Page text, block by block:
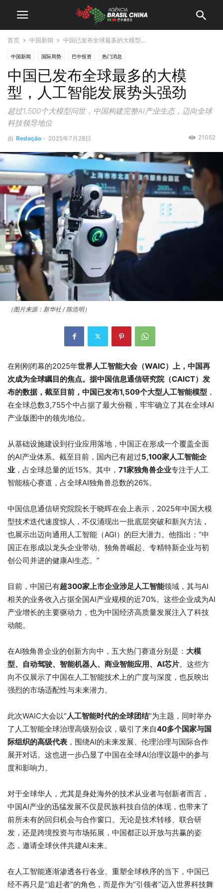
首页 中国新闻 中国已发布全球最多的大模型...
中国新闻 国际局势 巴中投资 热门消息
中国已发布全球最多的大模
型，人工智能发展势头强劲
超过1,500个大模型问世，中国构建完整AI产业生态，迈向全球
科技领导地位
由 Redação - 2025年7月28日 21052
（图片来源：新华社 / 陈浩明）
在刚刚闭幕的2025年世界人工智能大会（WAIC）上，中国再
次成为全球瞩目的焦点。据中国信息通信研究院（CAICT）发
布的数据，截至目前，中国已发布1,509个大型人工智能模型 ，
在全球总数3,755个中占据了最大份额，牢牢确立了其在全球AI
产业版图中的领先地位。
从基础设施建设到行业应用落地，中国正在形成一个覆盖全面
的AI产业体系。截至目前，国内已有超过5,100家人工智能企
业 ，占全球总量的近15%。其中， 71家独角兽企业专注于人工
智能核心赛道，占全球AI独角兽总数的26%。
中国信息通信研究院院长于晓晖在会上表示，2025年中国大模
型技术迭代速度惊人，不仅涌现出一批底层突破和新兴方法，
也展示出迈向通用人工智能（AGI）的巨大潜力。他指出：“中
国正在形成以龙头企业带动、独角兽崛起、专精特新企业与初
创公司并进的健康AI生态。”
目前，中国已有超300家上市企业涉足人工智能领域，其与AI
相关的业务收入占据全国AI产业规模的近70%。这些企业成为AI
产业增长的主要驱动力，也为中国经济高质量发展注入了科技
动能。
在AI独角兽企业的创新方向中，五大热门赛道分别是： 大模
型、自动驾驶、智能机器人、商业智能应用、AI芯片。这些方
向不仅展示了中国在人工智能技术上的广度与深度，也反映出
强烈的市场适配性与未来潜力。
此次WAIC大会以“人工智能时代的全球团结”为主题，同时举办
了人工智能全球治理高级别会议，吸引了来自40多个国家与国
际组织的高级代表 ，围绕AI的未来发展、伦理治理与国际合作
展开对话。这也进一步凸显了中国在全球AI治理议题中的参与
度和影响力。
对于全球华人，尤其是身处海外的技术从业者与创新者而言，
中国AI产业的迅猛发展不仅是民族科技自信的体现，也带来了
前所未有的回归机会与合作窗口。无论是技术转移、联合研
发，还是跨境投资与市场拓展，中国都正以开放与共赢的姿
态，邀请全球伙伴共建AI未来。
在人工智能逐渐渗透各行各业、重塑全球秩序的当下，中国已
经不再只是“追赶者”的角色，而是作为“引领者”迈入世界科技舞